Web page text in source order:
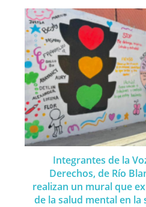
Integrantes de la
Derechos, de Río
realizan un mural que
de la salud mental en la